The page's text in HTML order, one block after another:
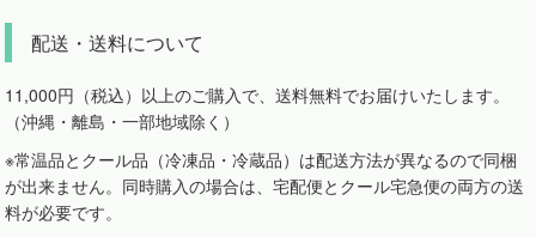
配送・送料について
11,000円（税込）以上のご購入で、送料無料でお届けいたします。
（沖縄・離島・一部地域除く）
※常温品とクール品（冷凍品・冷蔵品）は配送方法が異なるので同梱
が出来ません。同時購入の場合は、宅配便とクール宅急便の両方の送
料が必要です。